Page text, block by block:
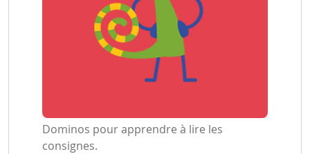
Dominos pour apprendre à lire les
consignes.